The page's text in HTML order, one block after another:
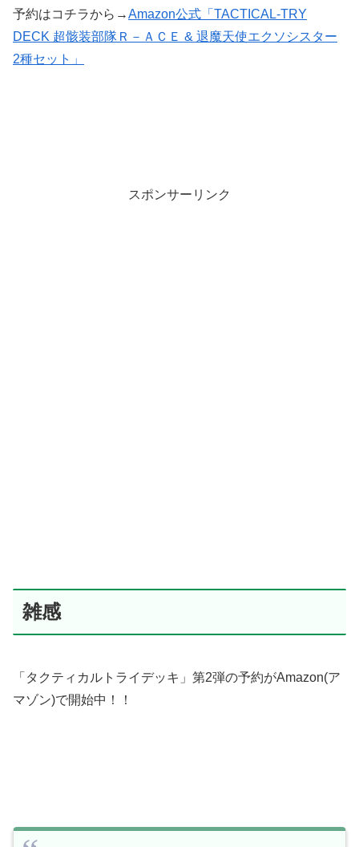
予約はコチラから→Amazon公式「TACTICAL-TRY
DECK 超骸装部隊Ｒ－ＡＣＥ & 退魔天使エクソシスター
2種セット」
スポンサーリンク
雑感
「タクティカルトライデッキ」第2弾の予約がAmazon(ア
マゾン)で開始中！！